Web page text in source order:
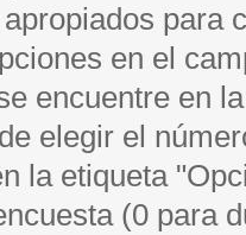
para
en el
encuentre en
elegir el
la etiqueta
(0 para